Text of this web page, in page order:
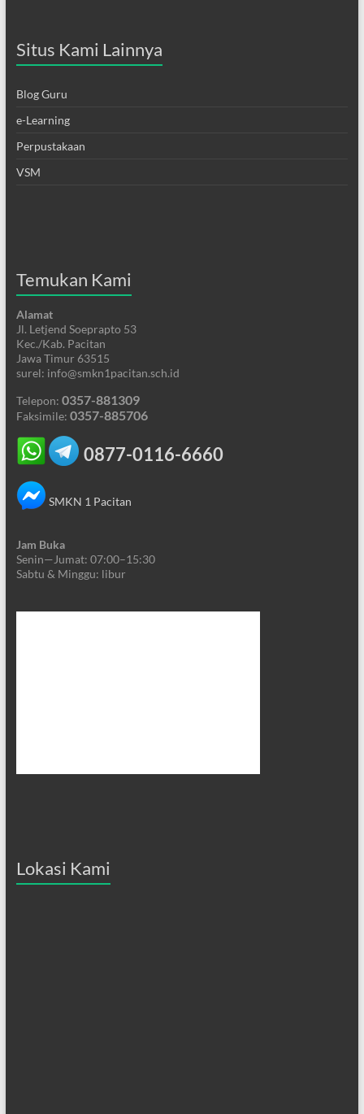
Situs Kami Lainnya
Blog Guru
e-Learning
Perpustakaan
VSM
Temukan Kami
Alamat
Jl. Letjend Soeprapto 53
Kec./Kab. Pacitan
Jawa Timur 63515
surel: info@smkn1pacitan.sch.id
Telepon: 0357-881309
Faksimile: 0357-885706
0877-0116-6660
SMKN 1 Pacitan
Jam Buka
Senin—Jumat: 07:00–15:30
Sabtu & Minggu: libur
Lokasi Kami